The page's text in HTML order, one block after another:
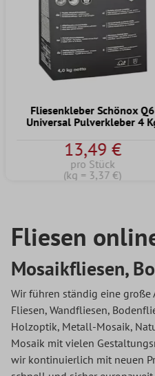
Fliesenkleber Schönox Q6
Universal Pulverkleber 4
13,49 €
pro Stück
(kg = 3,37 €)
Fliesen
Mosaikfliesen,
Wir führen ständig eine große
Fliesen, Wandfliesen,
Holzoptik, Metall-Mosaik,
Mosaik mit vielen
wir kontinuierlich mit neuen